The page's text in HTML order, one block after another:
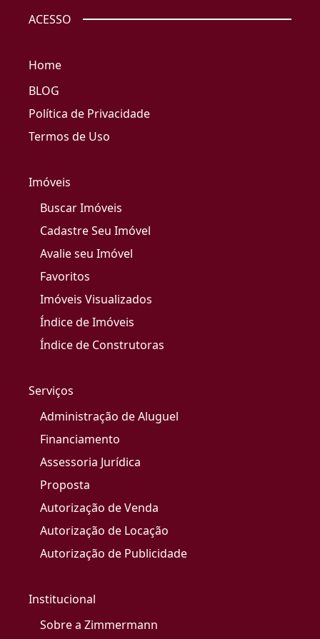
ACESSO
Home
BLOG
Política de Privacidade
Termos de Uso
Imóveis
Buscar Imóveis
Cadastre Seu Imóvel
Avalie seu Imóvel
Favoritos
Imóveis Visualizados
Índice de Imóveis
Índice de Construtoras
Serviços
Administração de Aluguel
Financiamento
Assessoria Jurídica
Proposta
Autorização de Venda
Autorização de Locação
Autorização de Publicidade
Institucional
Sobre a Zimmermann